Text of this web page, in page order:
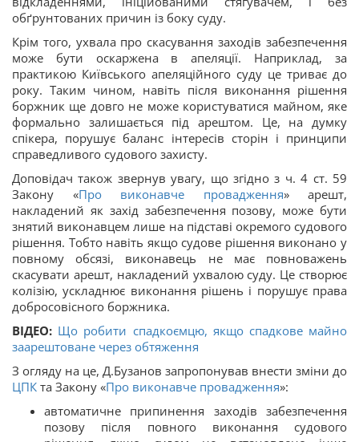
обґрунтованих причин із боку суду.
Крім того, ухвала про скасування заходів забезпечення
може бути оскаржена в апеляції. Наприклад, за
практикою Київського апеляційного суду це триває до
року. Таким чином, навіть після виконання рішення
боржник ще довго не може користуватися майном, яке
формально залишається під арештом. Це, на думку
спікера, порушує баланс інтересів сторін і принципи
справедливого судового захисту.
Доповідач також звернув увагу, що згідно з ч. 4 ст. 59
Закону «Про виконавче провадження» арешт,
накладений як захід забезпечення позову, може бути
знятий виконавцем лише на підставі окремого судового
рішення. Тобто навіть якщо судове рішення виконано у
повному обсязі, виконавець не має повноважень
скасувати арешт, накладений ухвалою суду. Це створює
колізію, ускладнює виконання рішень і порушує права
добросовісного боржника.
ВІДЕО: Що робити спадкоємцю, якщо спадкове майно
заарештоване через обтяження
З огляду на це, Д.Бузанов запропонував внести зміни до
ЦПК та Закону «Про виконавче провадження»:
автоматичне припинення заходів забезпечення
позову після повного виконання судового